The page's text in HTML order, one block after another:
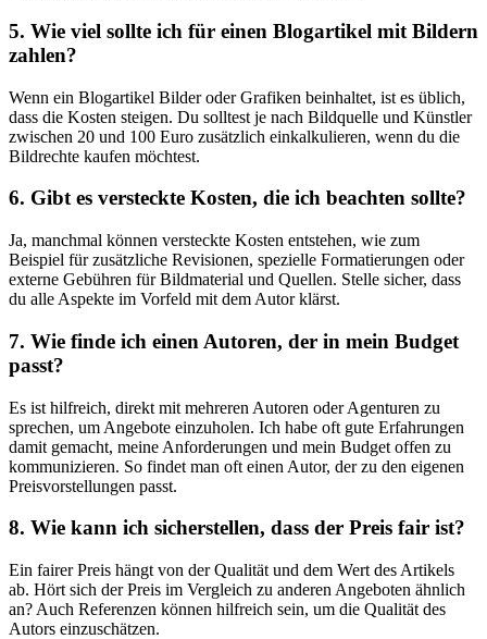
5. ‍Wie viel sollte ich für einen Blogartikel mit Bildern
zahlen?
Wenn ein Blogartikel Bilder oder Grafiken beinhaltet, ist es üblich,
dass die Kosten steigen. Du solltest je nach Bildquelle und Künstler
zwischen 20 und 100 Euro zusätzlich einkalkulieren, wenn du ‍die
Bildrechte kaufen ​möchtest.
6. Gibt es versteckte Kosten, die‍ ich beachten sollte?
Ja, manchmal können versteckte Kosten entstehen, wie zum
Beispiel⁢ für zusätzliche Revisionen, spezielle‌ Formatierungen⁢ oder
externe Gebühren für Bildmaterial ⁢und Quellen. Stelle sicher, dass‌
du ⁢alle Aspekte im ​Vorfeld mit dem Autor klärst.
7. Wie finde ich einen Autoren, der in mein Budget
passt?
Es ist hilfreich, ⁤direkt‍ mit mehreren Autoren oder Agenturen zu‍
sprechen, um‍ Angebote einzuholen. Ich habe oft gute Erfahrungen
⁢damit gemacht, meine Anforderungen und mein Budget offen zu
kommunizieren. So findet man oft einen Autor, der zu den eigenen
Preisvorstellungen passt.
8. Wie kann​ ich sicherstellen, dass der Preis fair ist?
Ein fairer Preis hängt von der Qualität und dem Wert des Artikels
ab. Hört sich der⁢ Preis im Vergleich zu anderen Angeboten ähnlich
an? Auch Referenzen ​können hilfreich sein, um die Qualität des
Autors einzuschätzen.